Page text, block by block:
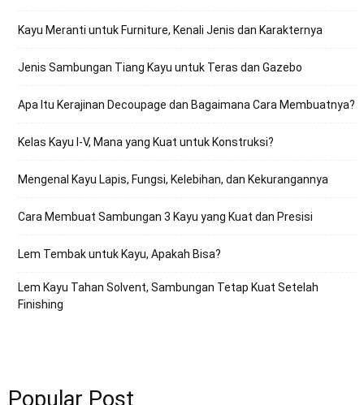
Kayu Meranti untuk Furniture, Kenali Jenis dan Karakternya
Jenis Sambungan Tiang Kayu untuk Teras dan Gazebo
Apa Itu Kerajinan Decoupage dan Bagaimana Cara Membuatnya?
Kelas Kayu I-V, Mana yang Kuat untuk Konstruksi?
Mengenal Kayu Lapis, Fungsi, Kelebihan, dan Kekurangannya
Cara Membuat Sambungan 3 Kayu yang Kuat dan Presisi
Lem Tembak untuk Kayu, Apakah Bisa?
Lem Kayu Tahan Solvent, Sambungan Tetap Kuat Setelah
Finishing
Popular Post